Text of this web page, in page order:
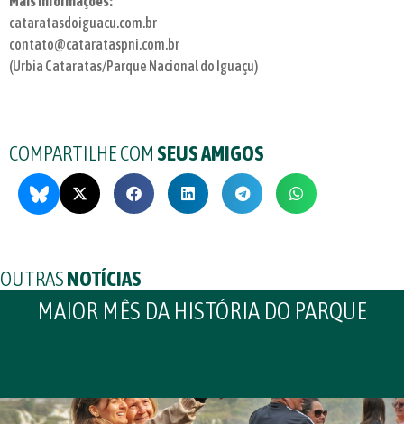
cataratasdoiguacu.com.br
contato@catarataspni.com.br
(Urbia Cataratas/Parque Nacional do Iguaçu)
COMPARTILHE COM SEUS AMIGOS
OUTRASNOTÍCIAS
MAIOR MÊS DA HISTÓRIA DO PARQUE